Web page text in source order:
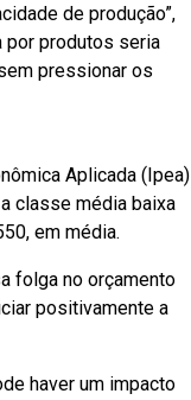
de produção”,
por produtos seria
pressionar os
Aplicada (Ipea)
classe média baixa
em média.
folga no orçamento
positivamente a
haver um impacto